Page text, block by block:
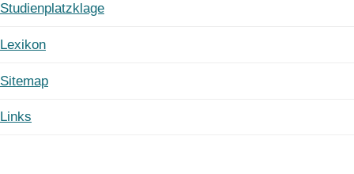
Studienplatzklage
Lexikon
Sitemap
Links